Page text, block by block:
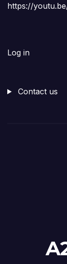
https://
Log in
Contact us